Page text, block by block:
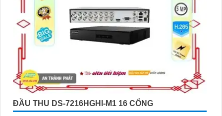
ĐẦU THU DS-7216HGHI-M1 16 CỔNG